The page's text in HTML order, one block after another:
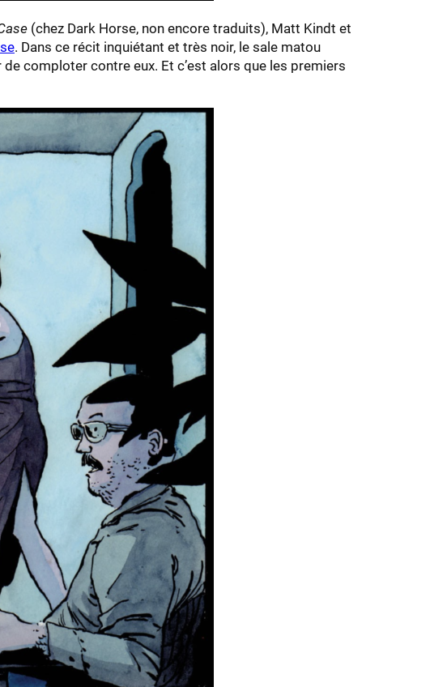
(chez Dark Horse, non encore traduits), Matt Kindt et
. Dans ce récit inquiétant et très noir, le sale matou
comploter contre eux. Et c’est alors que les premiers